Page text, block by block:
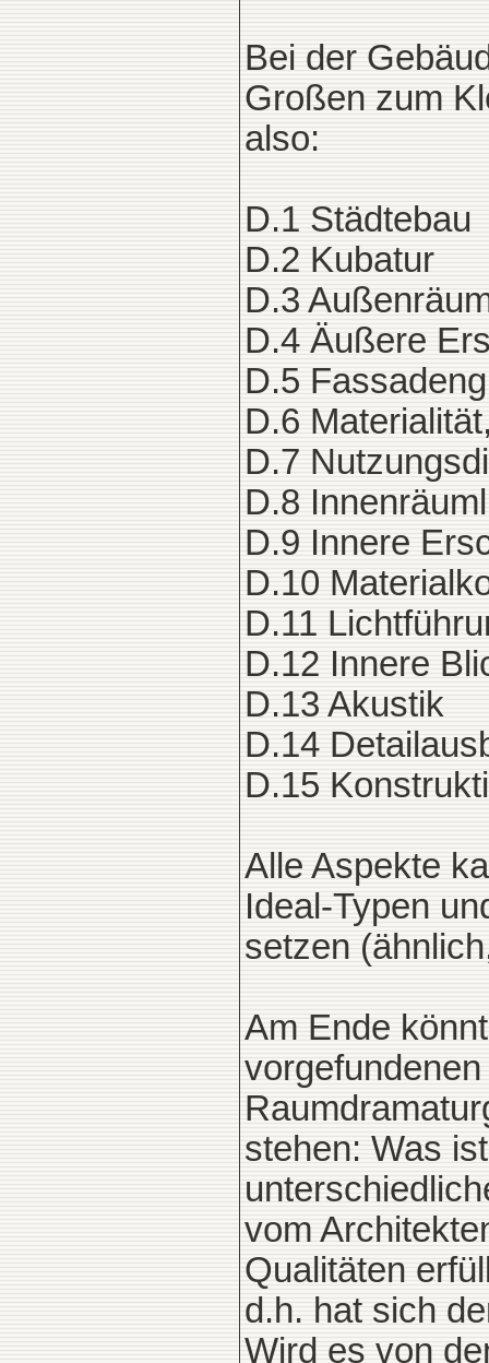
Bei der
Großen zum
also:
D.1 Städtebau
D.2 Kubatur
D.3
D.4 Äußere
D.5
D.6
D.7
D.8
D.9 Innere
D.10
D.11
D.12 Innere
D.13 Akustik
D.14
D.15
Alle Aspekte
Ideal-Typen
setzen
Am Ende
stehen: Was
vom
Qualitäten
d.h. hat sich
Wird es von